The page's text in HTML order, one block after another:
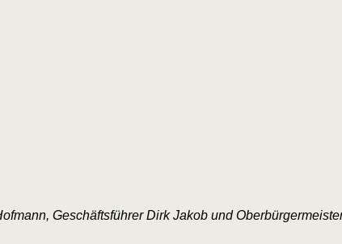
Geschäftsführer Dirk Jakob und